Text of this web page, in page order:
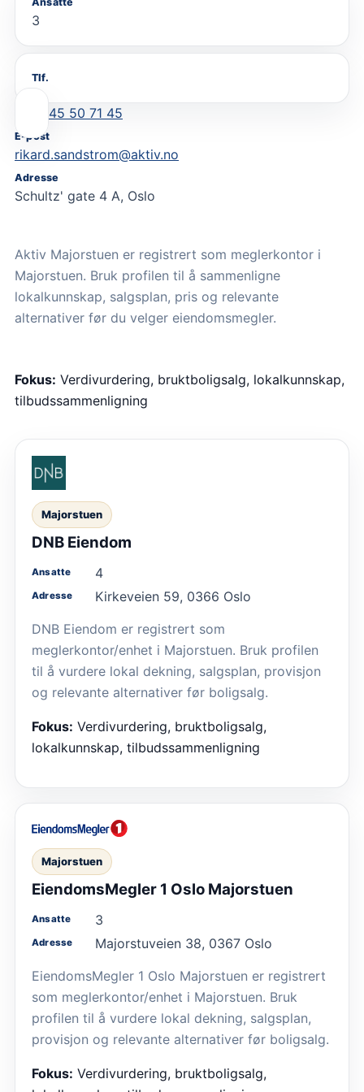
3
Tlf.
45 50 71 45
E-post
rikard.sandstrom@aktiv.no
Adresse
Schultz' gate 4 A, Oslo
Aktiv Majorstuen er registrert som meglerkontor i
Majorstuen. Bruk profilen til å sammenligne
lokalkunnskap, salgsplan, pris og relevante
alternativer før du velger eiendomsmegler.
Fokus: Verdivurdering, bruktboligsalg, lokalkunnskap,
tilbudssammenligning
Majorstuen
DNB Eiendom
Ansatte 4
Adresse
Kirkeveien 59, 0366 Oslo
DNB Eiendom er registrert som
meglerkontor/enhet i Majorstuen. Bruk profilen
til å vurdere lokal dekning, salgsplan, provisjon
og relevante alternativer før boligsalg.
Fokus: Verdivurdering, bruktboligsalg,
lokalkunnskap, tilbudssammenligning
Majorstuen
EiendomsMegler 1 Oslo Majorstuen
Ansatte 3
Adresse
Majorstuveien 38, 0367 Oslo
EiendomsMegler 1 Oslo Majorstuen er registrert
som meglerkontor/enhet i Majorstuen. Bruk
profilen til å vurdere lokal dekning, salgsplan,
provisjon og relevante alternativer før boligsalg.
Fokus: Verdivurdering, bruktboligsalg,